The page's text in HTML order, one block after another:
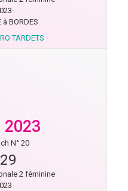
à BORDES
TARDETS
2023
N° 20
29
2 féminine